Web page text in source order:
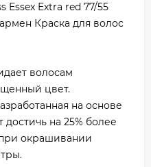
Essex Extra red 77/55
Краска для волос
волосам
цвет.
на основе
достичь на 25% более
окрашивании